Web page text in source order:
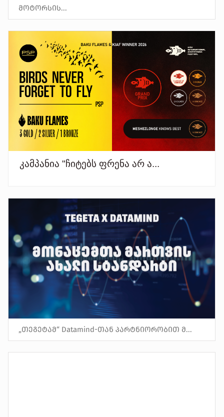
მოტორსის...
ᲙᲐᲛᲞᲐᲜᲘᲐ "ᲩᲘᲢᲔᲑᲡ ᲤᲠᲔᲜᲐ ᲐᲠ Ა...
„თეგეტამ“ Datamind-თან პარტნიორობით მ...